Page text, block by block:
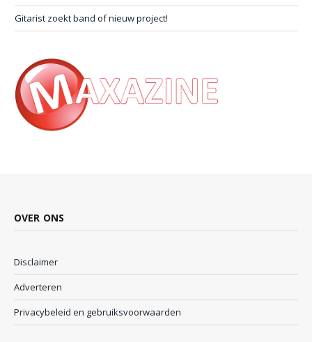
Gitarist zoekt band of nieuw project!
OVER ONS
Disclaimer
Adverteren
Privacybeleid en gebruiksvoorwaarden